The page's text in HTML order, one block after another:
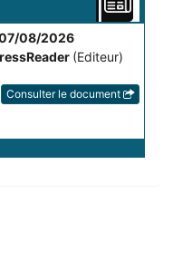
08/2026
(Editeur)
Consulter le document